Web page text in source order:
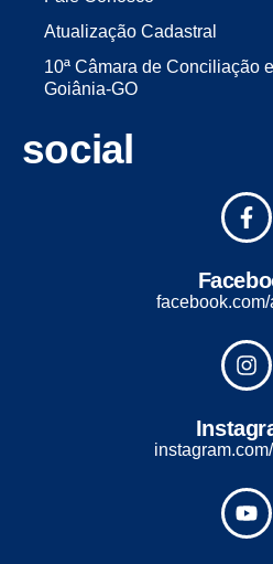
Atualização Cadastral
10ª Câmara de Conciliação
Goiânia-GO
social